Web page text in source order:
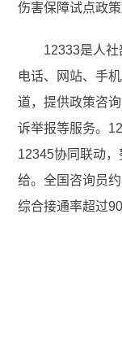
伤害保障试点政
12333是人
电话、网站、手
道，提供政策咨
诉举报等服务。
12345协同联动
给。全国咨询员
综合接通率超过